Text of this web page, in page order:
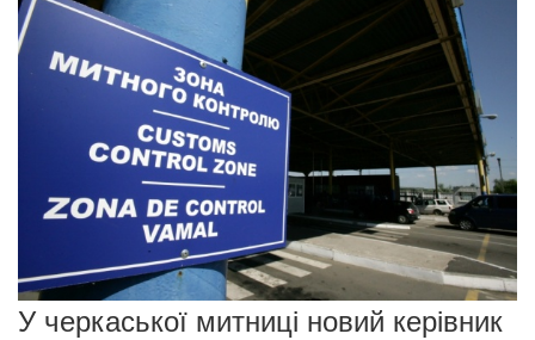
У черкаської митниці новий керівник